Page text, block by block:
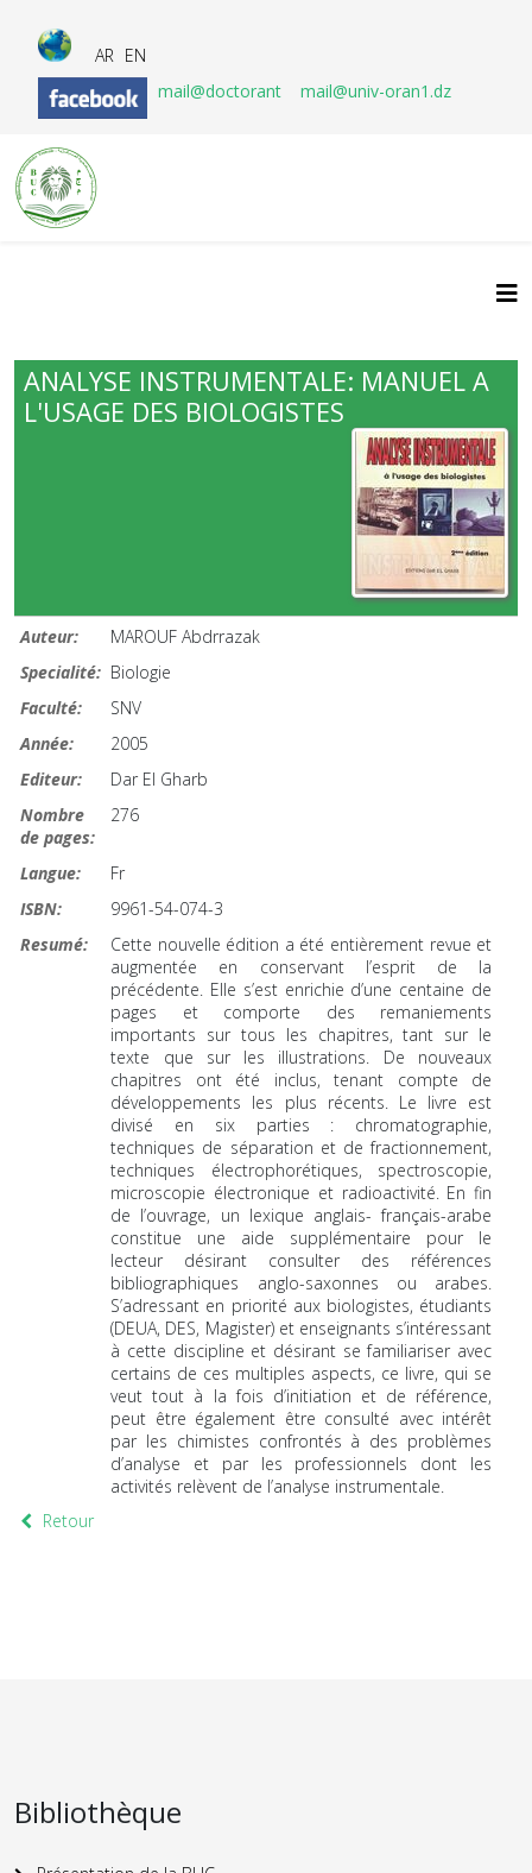
AR EN
mail@doctorant
mail@univ-oran1.dz
ANALYSE INSTRUMENTALE: MANUEL A
L'USAGE DES BIOLOGISTES
Auteur:
MAROUF Abdrrazak
Specialité: Biologie
Faculté:
SNV
Année:
2005
Editeur:
Dar El Gharb
Nombre
de pages:
276
Langue:
Fr
ISBN:
9961-54-074-3
Resumé:
Cette nouvelle édition a été entièrement revue et
augmentée en conservant l’esprit de la
précédente. Elle s’est enrichie d’une centaine de
pages et comporte des remaniements
importants sur tous les chapitres, tant sur le
texte que sur les illustrations. De nouveaux
chapitres ont été inclus, tenant compte de
développements les plus récents. Le livre est
divisé en six parties : chromatographie,
techniques de séparation et de fractionnement,
techniques électrophorétiques, spectroscopie,
microscopie électronique et radioactivité. En fin
de l’ouvrage, un lexique anglais- français-arabe
constitue une aide supplémentaire pour le
lecteur désirant consulter des références
bibliographiques anglo-saxonnes ou arabes.
S’adressant en priorité aux biologistes, étudiants
(DEUA, DES, Magister) et enseignants s’intéressant
à cette discipline et désirant se familiariser avec
certains de ces multiples aspects, ce livre, qui se
veut tout à la fois d’initiation et de référence,
peut être également être consulté avec intérêt
par les chimistes confrontés à des problèmes
d’analyse et par les professionnels dont les
activités relèvent de l’analyse instrumentale.
Retour
Bibliothèque